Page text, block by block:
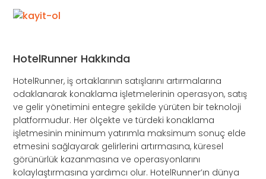
HotelRunner Hakkında
HotelRunner, iş ortaklarının satışlarını artırmalarına
odaklanarak konaklama işletmelerinin operasyon, satış
ve gelir yönetimini entegre şekilde yürüten bir teknoloji
platformudur. Her ölçekte ve türdeki konaklama
işletmesinin minimum yatırımla maksimum sonuç elde
etmesini sağlayarak gelirlerini artırmasına, küresel
görünürlük kazanmasına ve operasyonlarını
kolaylaştırmasına yardımcı olur. HotelRunner’ın dünya